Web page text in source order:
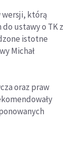
wersji, którą
ustawy o TK z
istotne
Michał
oraz praw